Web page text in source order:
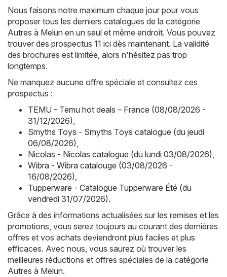
Nous faisons notre maximum chaque jour pour vous
proposer tous les derniers catalogues de la catégorie
Autres à Melun en un seul et même endroit. Vous pouvez
trouver des prospectus 11 ici dès maintenant. La validité
des brochures est limitée, alors n'hésitez pas trop
longtemps.
Ne manquez aucune offre spéciale et consultez ces
prospectus :
TEMU - Temu hot deals – France (08/08/2026 -
31/12/2026),
Smyths Toys - Smyths Toys catalogue (du jeudi
06/08/2026),
Nicolas - Nicolas catalogue (du lundi 03/08/2026),
Wibra - Wibra catalouge (03/08/2026 -
16/08/2026),
Tupperware - Catalogue Tupperware Été (du
vendredi 31/07/2026).
Grâce à des informations actualisées sur les remises et les
promotions, vous serez toujours au courant des dernières
offres et vos achats deviendront plus faciles et plus
efficaces. Avec nous, vous saurez où trouver les
meilleures réductions et offres spéciales de la catégorie
Autres à Melun.